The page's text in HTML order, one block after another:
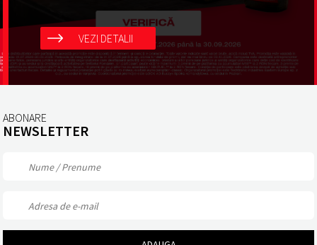
VEZI DETALII
ABONARE
NEWSLETTER